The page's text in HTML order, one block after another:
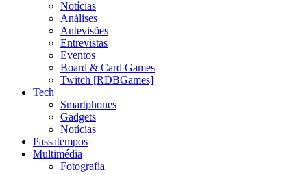
Notícias
Análises
Antevisões
Entrevistas
Eventos
Board & Card Games
Twitch [RDBGames]
Tech
Smartphones
Gadgets
Notícias
Passatempos
Multimédia
Fotografia